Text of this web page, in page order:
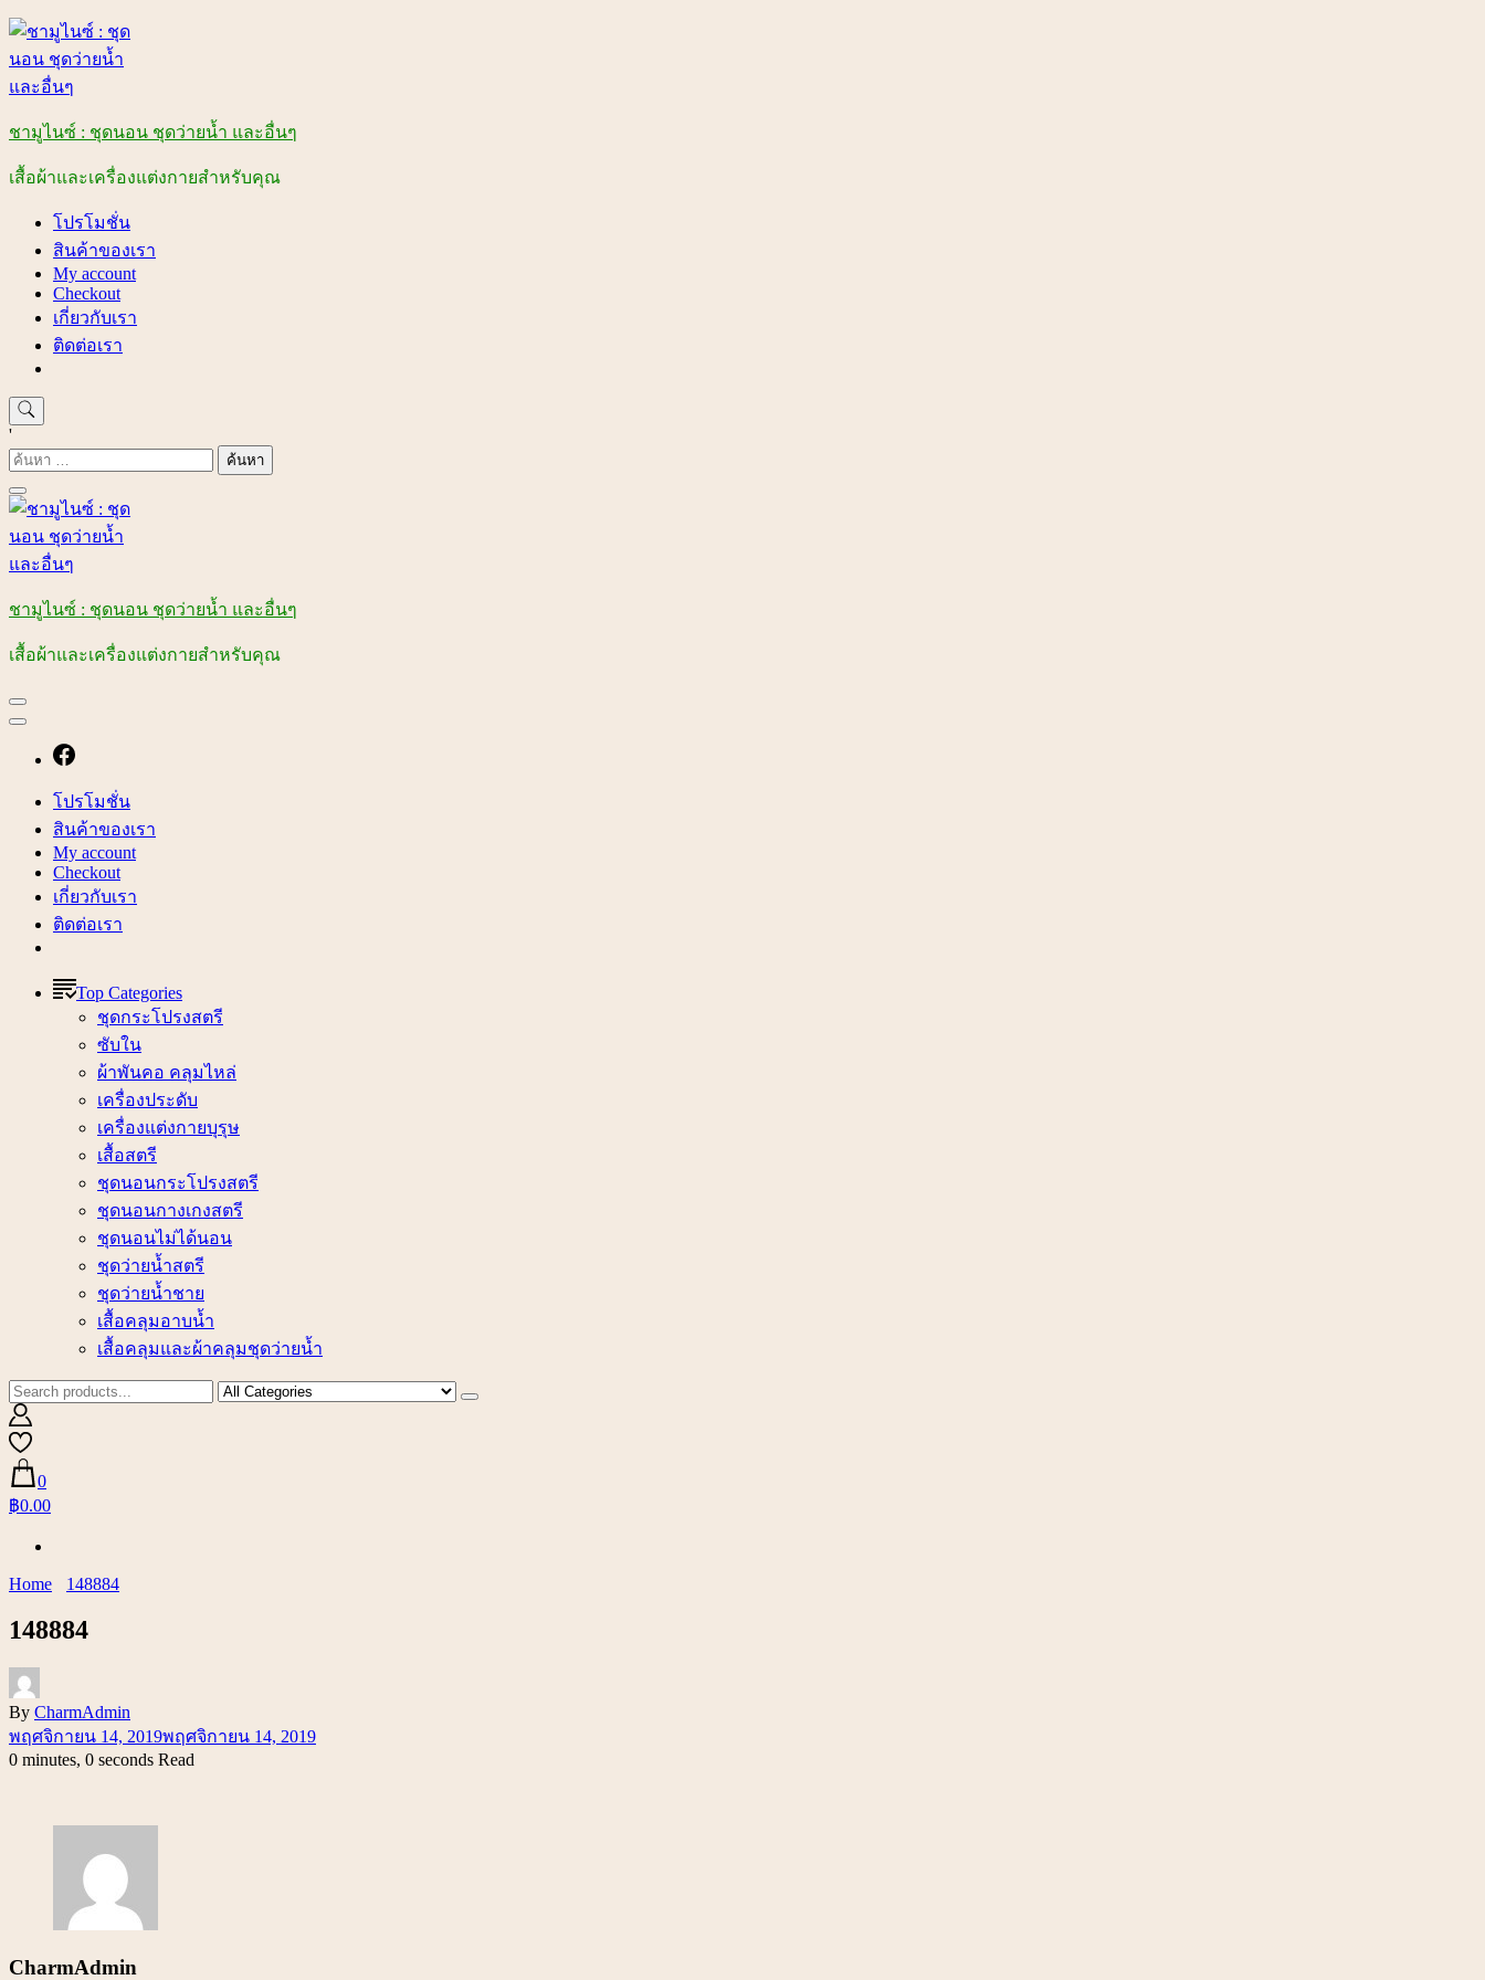
Skip
content
ชามูไนซ์ : ชุดนอน ชุดว่ายน้ำ และอื่นๆ
เสื้อผ้าและเครื่องแต่งกายสำหรับคุณ
โปรโมชั่น
สินค้าของเรา
My account
Checkout
เกี่ยวกับเรา
ติดต่อเรา
'
ค้นหา
สำหรับ:
ชามูไนซ์ : ชุดนอน ชุดว่ายน้ำ และอื่นๆ
เสื้อผ้าและเครื่องแต่งกายสำหรับคุณ
โปรโมชั่น
สินค้าของเรา
My account
Checkout
เกี่ยวกับเรา
ติดต่อเรา
Top Categories
ชุดกระโปรงสตรี
ซับใน
ผ้าพันคอ คลุมไหล่
เครื่องประดับ
เครื่องแต่งกายบุรุษ
เสื้อสตรี
ชุดนอนกระโปรงสตรี
ชุดนอนกางเกงสตรี
ชุดนอนไม่ได้นอน
ชุดว่ายน้ำสตรี
ชุดว่ายน้ำชาย
เสื้อคลุมอาบน้ำ
เสื้อคลุมและผ้าคลุมชุดว่ายน้ำ
0
฿0.00
Home 148884
148884
By CharmAdmin
พฤศจิกายน 14, 2019พฤศจิกายน 14, 2019
0 minutes, 0 seconds Read
CharmAdmin